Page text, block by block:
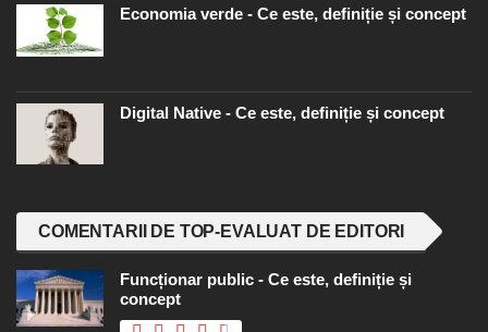
Economia verde - Ce este, definiție și concept
Digital Native - Ce este, definiție și concept
COMENTARII DE TOP-EVALUAT DE EDITORI
Funcționar public - Ce este, definiție și
concept